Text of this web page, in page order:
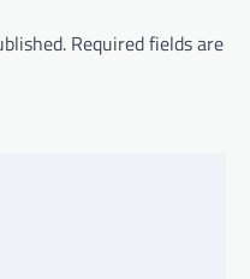
Required fields are